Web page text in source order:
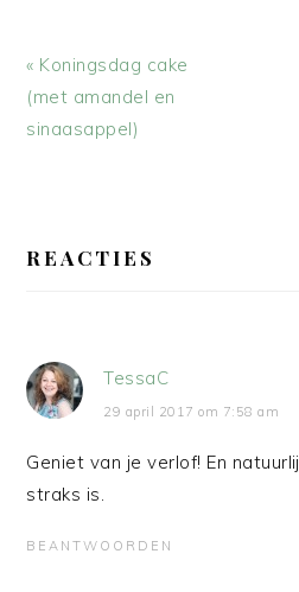
Vorig
bericht:
« Koningsdag cake
(met amandel en
sinaasappel)
INTERACTIES
REACTIES
TessaC
29 april 2017 om 7:58 am
Geniet van je verlof! En
straks is.
BEANTWOORDEN